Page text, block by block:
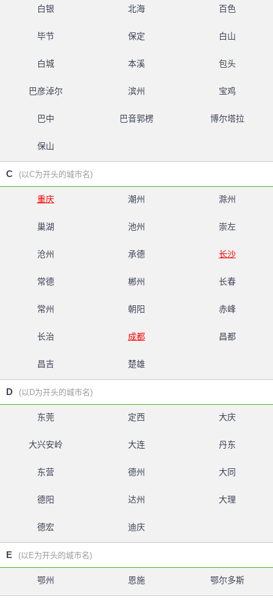
白银 北海 百色
毕节 保定 白山
白城 本溪 包头
巴彦淖尔 滨州 宝鸡
巴中 巴音郭楞 博尔塔拉
保山
C (以C为开头的城市名)
重庆 潮州 滁州
巢湖 池州 崇左
沧州 承德 长沙
常德 郴州 长春
常州 朝阳 赤峰
长治 成都 昌都
昌吉 楚雄
D (以D为开头的城市名)
东莞 定西 大庆
大兴安岭 大连 丹东
东营 德州 大同
德阳 达州 大理
德宏 迪庆
E (以E为开头的城市名)
鄂州 恩施 鄂尔多斯